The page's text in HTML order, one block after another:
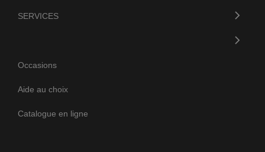
SERVICES
Occasions
Aide au choix
Catalogue en ligne